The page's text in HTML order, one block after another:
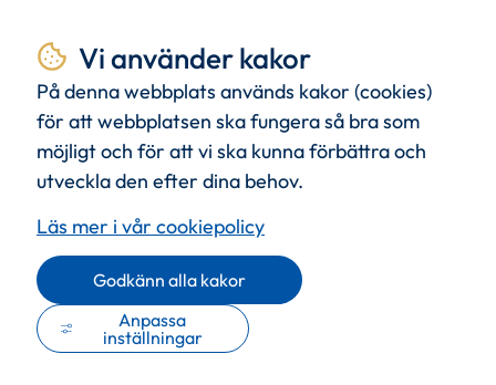
Vi använder kakor
På denna webbplats används kakor (cookies)
för att webbplatsen ska fungera så bra som
möjligt och för att vi ska kunna förbättra och
utveckla den efter dina behov.
Läs mer i vår cookiepolicy
Godkänn alla kakor
Anpassa
inställningar
Tillsammans
livskvalitet.
Medkundeni centrum och